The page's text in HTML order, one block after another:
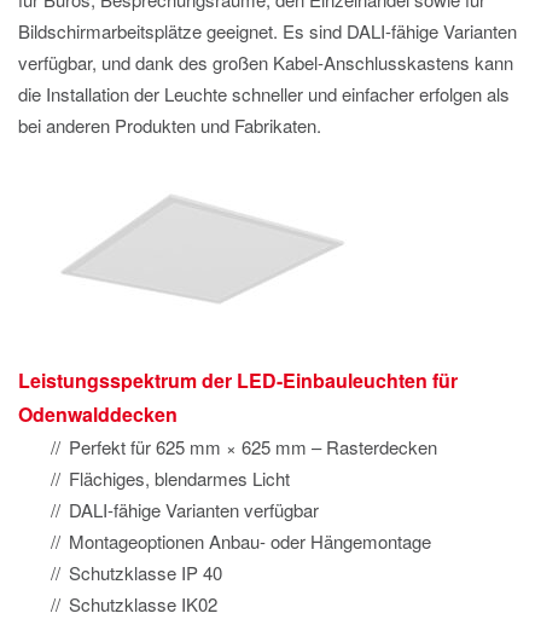
Bildschirmarbeitsplätze geeignet. Es sind DALI-fähige Varianten
verfügbar, und dank des großen Kabel-Anschlusskastens kann
die Installation der Leuchte schneller und einfacher erfolgen als
bei anderen Produkten und Fabrikaten.
Leistungsspektrum der LED-Einbauleuchten für
Odenwalddecken
Perfekt für 625 mm × 625 mm – Rasterdecken
Flächiges, blendarmes Licht
DALI-fähige Varianten verfügbar
Montageoptionen Anbau- oder Hängemontage
Schutzklasse IP 40
Schutzklasse IK02